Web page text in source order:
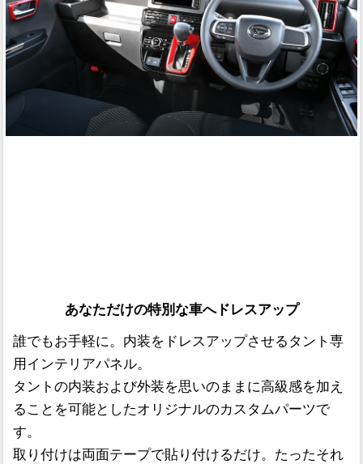
あなただけの特別な車へドレスアップ
誰でもお手軽に。内装をドレスアップさせるタント専
用インテリアパネル。
タントの内装および外装を思いのままに高級感を加え
ることを可能としたオリジナルのカスタムパーツで
す。
取り付けは両面テープで貼り付けるだけ。たったそれ